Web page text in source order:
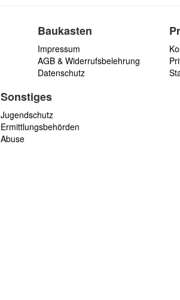
Baukasten
Impressum
AGB & Widerrufsbelehrung
Datenschutz
Sonstiges
Jugendschutz
Ermittlungsbehörden
Abuse